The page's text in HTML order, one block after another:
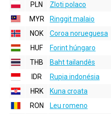
PLN
Zloti polaco
MYR
Ringgit malaio
NOK
Coroa norueguesa
HUF
Forint húngaro
THB
Baht tailandês
IDR
Rupia indonésia
HRK
Kuna croata
RON
Leu romeno